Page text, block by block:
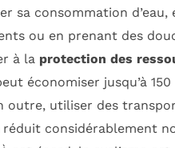
sa consommation
ou en prenant des
à la protection des
économiser jusqu’à
outre, utiliser des
considérablement